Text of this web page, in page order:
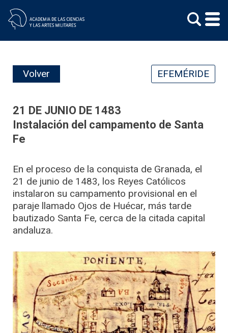
content
Volver EFEMÉRIDE
21 DE JUNIO DE 1483
Instalación del campamento de Santa
Fe
En el proceso de la conquista de Granada, el
21 de junio de 1483, los Reyes Católicos
instalaron su campamento provisional en el
paraje llamado Ojos de Huécar, más tarde
bautizado Santa Fe, cerca de la citada capital
andaluza.